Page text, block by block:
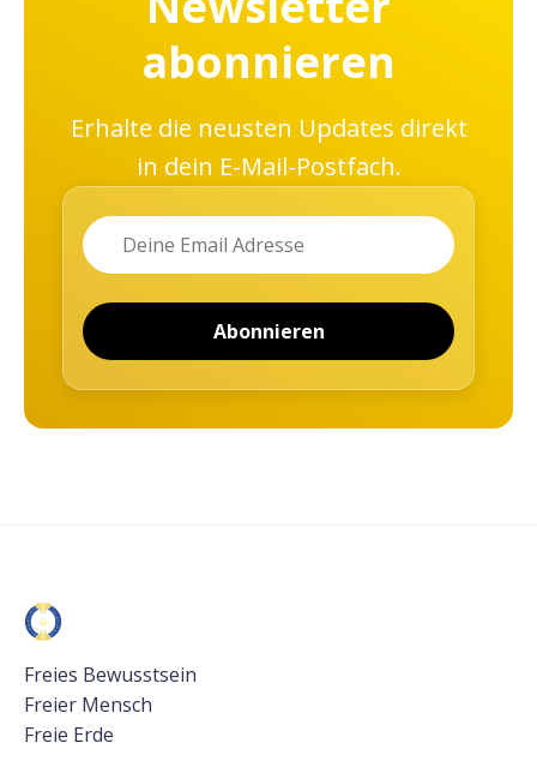
abonnieren
Erhalte die neusten Updates direkt
in dein E-Mail-Postfach.
Name
Email
Abonnieren
Freies Bewusstsein
Freier Mensch
Freie Erde